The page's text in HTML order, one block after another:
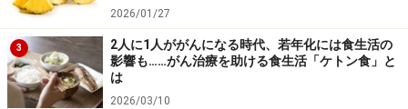
個人の見解によるものであり、全ての方への有効性を保証するも
たいかなる損害についても、当社、各ガイド、その他当社と契約
した情報提供者は一切の責任を負いかねます。
免責事項
2026/01/27
3
2人に1人ががんになる時代、若年化には食生活の
影響も……がん治療を助ける食生活「ケトン食」と
は
2026/03/10